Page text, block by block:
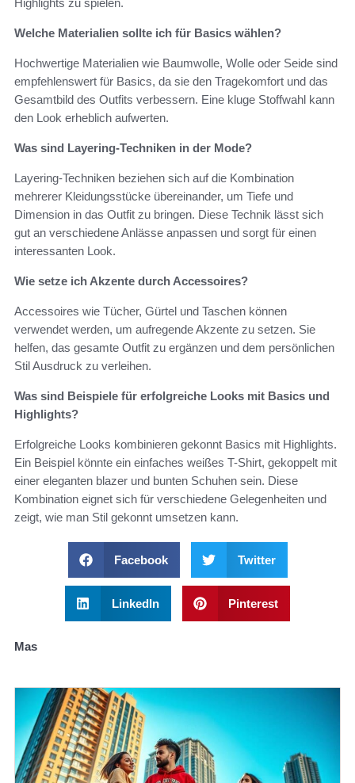
Highlights zu spielen.
Welche Materialien sollte ich für Basics wählen?
Hochwertige Materialien wie Baumwolle, Wolle oder Seide sind
empfehlenswert für Basics, da sie den Tragekomfort und das
Gesamtbild des Outfits verbessern. Eine kluge Stoffwahl kann
den Look erheblich aufwerten.
Was sind Layering-Techniken in der Mode?
Layering-Techniken beziehen sich auf die Kombination
mehrerer Kleidungsstücke übereinander, um Tiefe und
Dimension in das Outfit zu bringen. Diese Technik lässt sich
gut an verschiedene Anlässe anpassen und sorgt für einen
interessanten Look.
Wie setze ich Akzente durch Accessoires?
Accessoires wie Tücher, Gürtel und Taschen können
verwendet werden, um aufregende Akzente zu setzen. Sie
helfen, das gesamte Outfit zu ergänzen und dem persönlichen
Stil Ausdruck zu verleihen.
Was sind Beispiele für erfolgreiche Looks mit Basics und
Highlights?
Erfolgreiche Looks kombinieren gekonnt Basics mit Highlights.
Ein Beispiel könnte ein einfaches weißes T-Shirt, gekoppelt mit
einer eleganten blazer und bunten Schuhen sein. Diese
Kombination eignet sich für verschiedene Gelegenheiten und
zeigt, wie man Stil gekonnt umsetzen kann.
Facebook Twitter
LinkedIn Pinterest
Mas